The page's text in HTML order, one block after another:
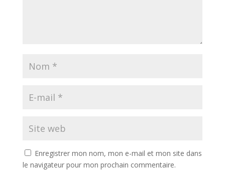
Enregistrer mon nom, mon e-mail et mon site dans
le navigateur pour mon prochain commentaire.